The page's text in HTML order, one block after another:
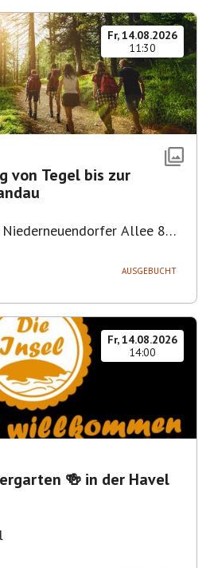
Fr, 14.08.2026
11:30
von Tegel bis zur
Spandau
Niederneuendorfer Allee 80,
AUSGEBUCHT
Fr, 14.08.2026
14:00
🍻 in der Havel